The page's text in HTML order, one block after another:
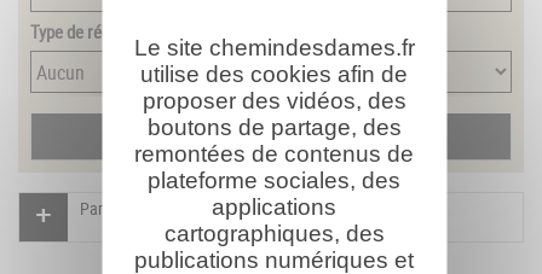
Type de régiment
Participer à l'indexation du Mémorial virtuel
Le site chemindesdames.fr
utilise des cookies afin de
proposer des vidéos, des
boutons de partage, des
remontées de contenus de
plateforme sociales, des
applications
cartographiques, des
publications numériques et